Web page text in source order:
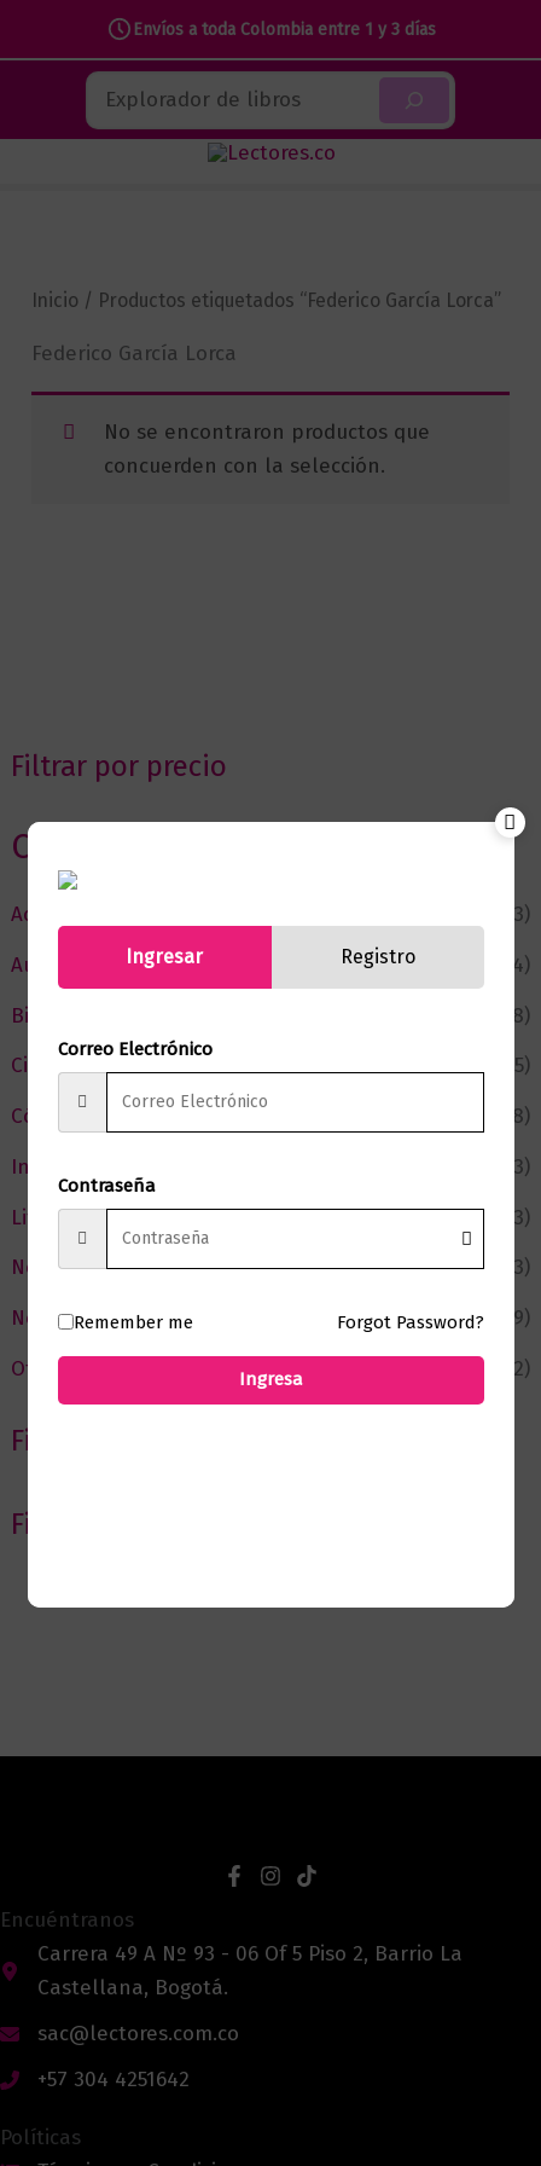
Envíos a toda Colombia entre 1 y 3 días
contenido
Buscar
Filtrar por precio
Categorias
Actualidad
(53)
Autor del Mes
(4)
Bienestar
(228)
Ciencia y Conocimiento
(75)
Cómic y Fantasía
(88)
Infantil y Juvenil
(213)
Literatura
(373)
Negocios
(43)
Novedades
(109)
Ofertas
(12)
Filtrar por Autor
Filtrar por editorial
Inicio / Productos etiquetados “Federico García Lorca”
Federico García Lorca
No se encontraron productos que
concuerden con la selección.
Encuéntranos
Carrera 49 A Nº 93 - 06 Of 5 Piso 2, Barrio La
Castellana, Bogotá.
sac@lectores.com.co
+57 304 4251642
Políticas
Ingresar Registro
Correo Electrónico
Contraseña
Remember me Forgot Password?
Ingresa